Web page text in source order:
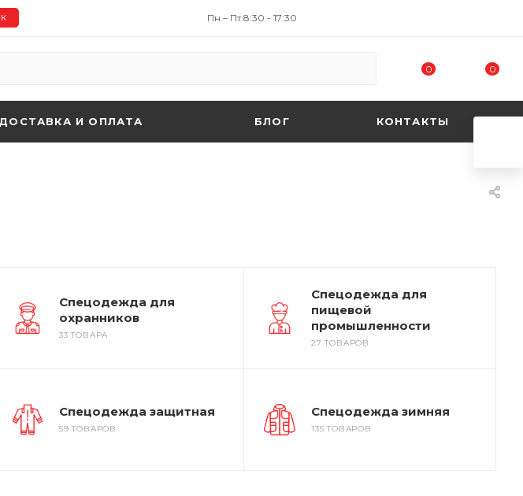
Пн – Пт 8:30 - 17:30
0 0
ДОСТАВКА И ОПЛАТА БЛОГ КОНТАКТЫ
Спецодежда для
охранников
33 ТОВАРА
Спецодежда для
пищевой
промышленности
27 ТОВАРОВ
Спецодежда защитная
59 ТОВАРОВ
Спецодежда зимняя
135 ТОВАРОВ